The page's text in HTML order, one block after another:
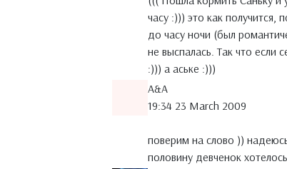
часу :))) это как
до часу ночи (был
не выспалась. Так что если
:))) а аське :)))
A&A
19:34 23 March 2009
поверим на слово ))
половину девченок